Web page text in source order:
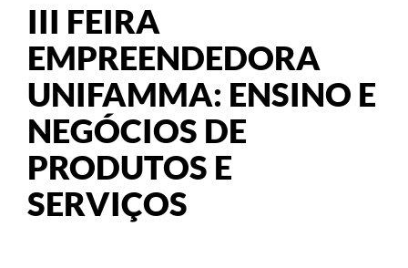
III FEIRA
EMPREENDEDORA
UNIFAMMA: ENSINO E
NEGÓCIOS DE
PRODUTOS E
SERVIÇOS